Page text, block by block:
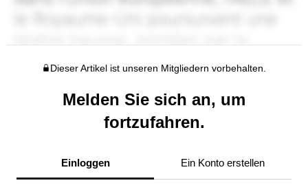
Dieser Artikel ist unseren Mitgliedern vorbehalten.
Melden Sie sich an, um
fortzufahren.
Einloggen Ein Konto erstellen